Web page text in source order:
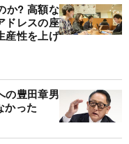
か? 高額な
ドレスの座
産性を上げ
の豊田章男
かった